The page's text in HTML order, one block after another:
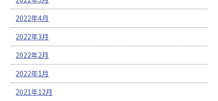
2022年4月
2022年3月
2022年2月
2022年1月
2021年12月